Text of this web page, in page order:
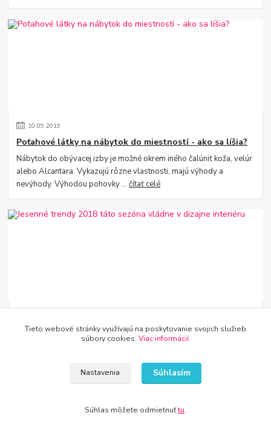
10.09.2019
Poťahové látky na nábytok do miestností - ako sa líšia?
Nábytok do obývacej izby je možné okrem iného čalúniť koža, velúr
alebo Alcantara. Vykazujú rôzne vlastnosti, majú výhody a
nevýhody. Výhodou pohovky ...čítať celé
Jesenné trendy 2018 táto sezóna vládne v dizajne
pripravili nás na chladnejšie mesiace. Malo by byť predovšetkým
čítať celé
Tieto webové stránky využívajú na poskytovanie svojich služieb
súbory cookies. Viac informácií.
Nastavenia Súhlasím
Súhlas môžete odmietnuťtu.